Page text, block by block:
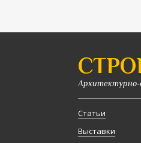
Статьи
Выставки